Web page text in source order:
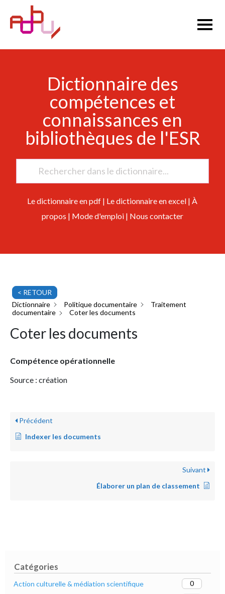
Dictionnaire des
compétences et
connaissances en
bibliothèques de l'ESR
Le dictionnaire en pdf | Le dictionnaire en excel |À
propos | Mode d'emploi| Nous contacter
Catégories
Action culturelle & médiation scientifique
0
< RETOUR
Dictionnaire
Politique documentaire
Traitement
documentaire
Coter les documents
Coter les documents
Compétence opérationnelle
Source : création
Précédent
Indexer les documents
Suivant
Élaborer un plan de classement